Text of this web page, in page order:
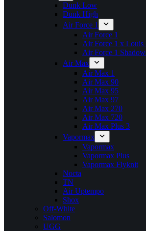
Dunk Low
Dunk High
Air Force 1
Air Force 1
Air Force 1 x Louis
Air Force 1
Air Max
Air Max 1
Air Max 90
Air Max 95
Air Max 97
Air Max 270
Air Max 720
Air Max Plus 3
Vapormax
Vapormax
Vapormax Plus
Vapormax Flyknit
Nocta
TN
Air Uptempo
Shox
Off-White
Salomon
UGG